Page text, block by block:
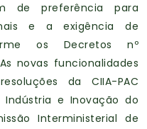
de preferência para
e a exigência de
os Decretos nº
novas funcionalidades
da CIIA-PAC
Indústria e Inovação do
Interministerial de